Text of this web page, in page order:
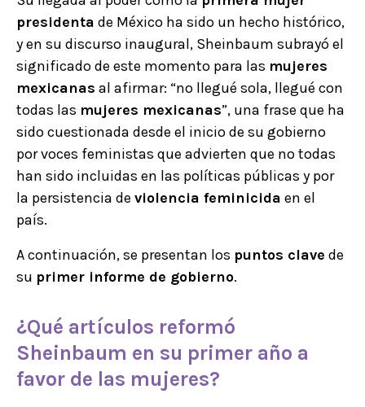
presidenta de México ha sido un hecho histórico,
y en su discurso inaugural, Sheinbaum subrayó el
significado de este momento para las mujeres
mexicanas al afirmar: “no llegué sola, llegué con
todas las mujeres mexicanas”, una frase que ha
sido cuestionada desde el inicio de su gobierno
por voces feministas que advierten que no todas
han sido incluidas en las políticas públicas y por
la persistencia de violencia feminicida en el
país.
A continuación, se presentan los puntos clave de
su primer informe de gobierno.
¿Qué artículos reformó
Sheinbaum en su primer año a
favor de las mujeres?